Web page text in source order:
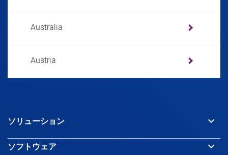
Australia
Austria
Bahamas
ソリューション keyboard_arrow_down
ソフトウェア keyboard_arrow_down